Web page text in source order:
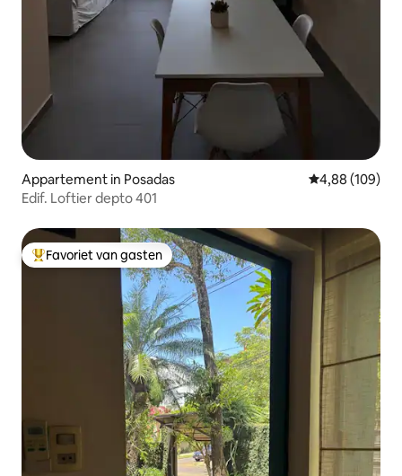
Appartement in Posadas Gemiddelde
4,88 (109)
Edif. Loftier depto 401
Topfavoriet van gasten
Favoriet van gasten